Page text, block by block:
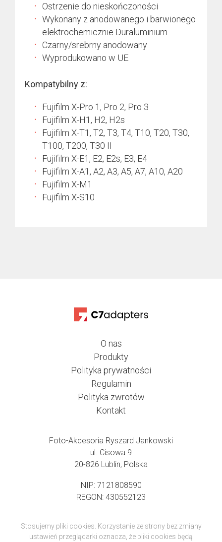
Ostrzenie do nieskończoności
Wykonany z anodowanego i barwionego
elektrochemicznie Duraluminium
Czarny/srebrny anodowany
Wyprodukowano w UE
Kompatybilny z:
Fujifilm X-Pro 1, Pro 2, Pro 3
Fujifilm X-H1, H2, H2s
Fujifilm X-T1, T2, T3, T4, T10, T20, T30,
T100, T200, T30 II
Fujifilm X-E1, E2, E2s, E3, E4
Fujifilm X-A1, A2, A3, A5, A7, A10, A20
Fujifilm X-M1
Fujifilm X-S10
O nas
Produkty
Polityka prywatności
Regulamin
Polityka zwrotów
Kontakt
Foto-Akcesoria Ryszard Jankowski
ul. Cisowa 9
20-826 Lublin, Polska
NIP: 7121808590
REGON: 430552123
Stosujemy pliki cookies. Korzystanie ze strony bez zmiany
ustawień przeglądarki oznacza, że pliki cookies będą